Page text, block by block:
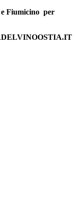
Fiumicino per